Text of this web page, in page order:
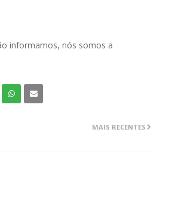
informamos, nós somos a
MAIS RECENTES